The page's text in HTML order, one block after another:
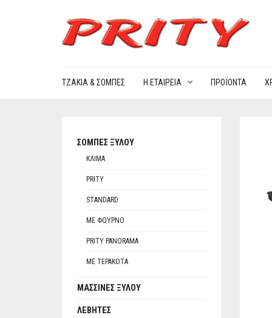
ΤΖΆΚΙΑ & ΣΌΜΠΕΣ Η ΕΤΑΙΡΕΊΑ ΠΡΟΪΌΝΤΑ
ΣΌΜΠΕΣ ΞΎΛΟΥ
ΚΛΊΜΑ
PRITY
STANDARD
ΜΕ ΦΟΎΡΝΟ
PRITY PANORAMA
ΜΕ ΤΕΡΑΚΌΤΑ
ΜΑΣΣΊΝΕΣ ΞΎΛΟΥ
ΛΈΒΗΤΕΣ